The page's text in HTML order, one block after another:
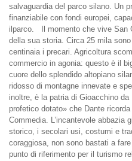
salvaguardia del parco silano. Un
finanziabile con fondi europei,
ilparco.
Il momento che vive San
della sua storia. Circa 25 mila
centinaia i precari. Agricoltura
commercio in agonia: questo è il
cuore dello splendido altopiano
ridosso di montagne innevate e
inoltre, è la patria di Gioacchino
profetico dotato» che Dante
Commedia. L’incantevole abbazia
storico, i secolari usi, costumi e
coraggiosa, non sono bastati a
punto di riferimento per il turismo